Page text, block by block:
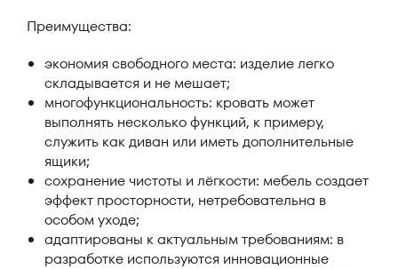
Преимущества:
экономия свободного места: изделие легко
складывается и не мешает;
многофункциональность: кровать может
выполнять несколько функций, к примеру,
служить как диван или иметь дополнительные
ящики;
сохранение чистоты и лёгкости: мебель создает
эффект просторности, нетребовательна в
особом уходе;
адаптированы к актуальным требованиям: в
разработке используются инновационные